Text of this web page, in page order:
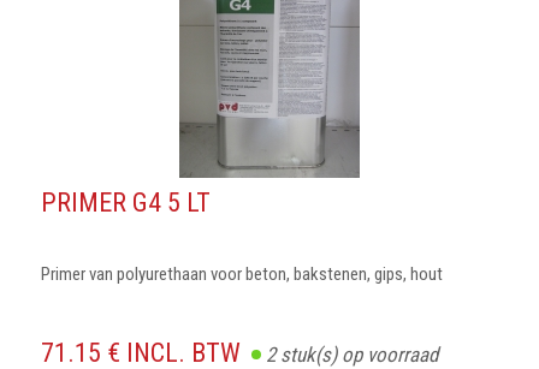
PRIMER G4 5 LT
Primer van polyurethaan voor beton, bakstenen, gips, hout
71.15 € INCL. BTW 2stuk(s) op voorraad